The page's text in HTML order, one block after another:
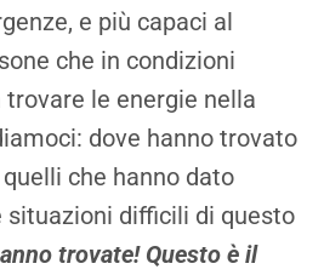
e più capaci al
che in condizioni
le energie nella
dove hanno trovato
che hanno dato
situazioni difficili di questo
trovate! Questo è il